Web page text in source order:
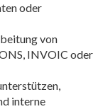
oder
von
INVOIC oder
interne